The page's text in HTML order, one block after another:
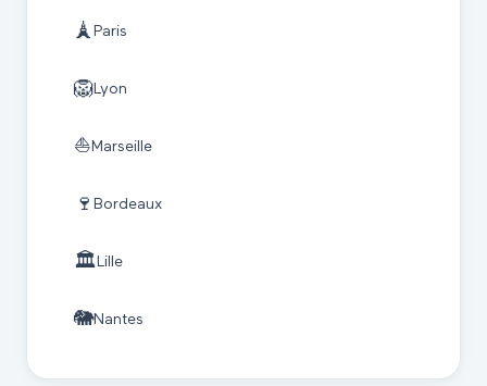
🗼 Paris
🦁Lyon
⛵ Marseille
🍷 Bordeaux
🏛️ Lille
🐘Nantes